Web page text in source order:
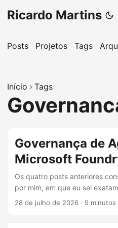
Ricardo Martins
Posts Projetos Tags
Início Tags
Governança de
Microsoft
Os quatro posts anteriores
por mim, em que eu sei
lembro de cabeça qual flag
28 de julho de 2026 · 9 minutos